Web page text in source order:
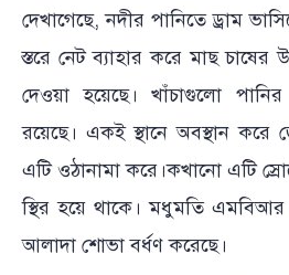
দেখাগেছে, নদীর পানিতে ড্রাম
স্তরে নেট ব্যাহার করে মাছ চাষের
দেওয়া হয়েছে। খাঁচাগুলো
রয়েছে। একই স্থানে অবস্থান করে
এটি ওঠানামা করে।কখানো এটি
স্থির হয়ে থাকে। মধুমতি এমবিআর
আলাদা শোভা বর্ধণ করেছে।